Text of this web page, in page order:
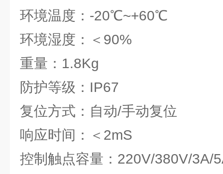
环境温度：-20℃~+60℃
环境湿度：＜90%
重量：1.8Kg
防护等级：IP67
复位方式：自动/手动复位
响应时间：＜2mS
控制触点容量：220V/380V/3A/